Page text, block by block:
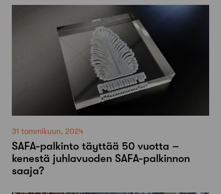
31 tammikuun, 2024
SAFA-palkinto täyttää 50 vuotta –
kenestä juhlavuoden SAFA-palkinnon
saaja?